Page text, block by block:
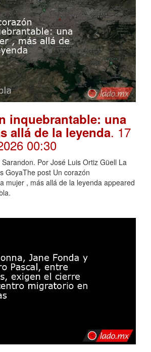
inquebrantable: una
allá de la leyenda. 17
00:30
Por José Luis Ortiz Güell La
GoyaThe post Un corazón
mujer , más allá de la leyenda appeared